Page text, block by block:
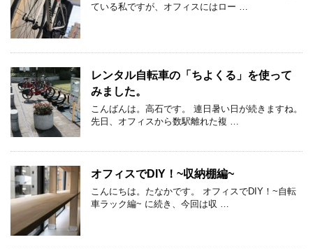
ている私ですが、オフィスにはロー …
レンタル自転車の「ちよくる」を使って
みました。
こんばんは。高石です。 連日暑い日が続きますね。
先日、オフィスから数駅離れた複 …
オフィスでDIY！~収納棚編~
こんにちは。たなかです。 オフィスでDIY！~自転
車ラック編~ に続き、今回は収 …